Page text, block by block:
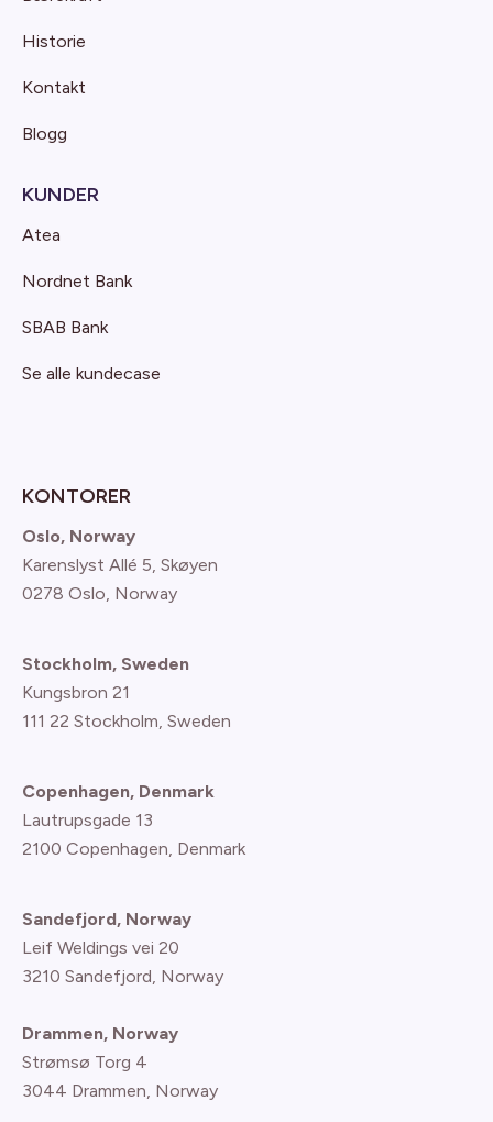
Historie
Kontakt
Blogg
KUNDER
Atea
Nordnet Bank
SBAB Bank
Se alle kundecase
KONTORER
Oslo, Norway
Karenslyst Allé 5, Skøyen
0278 Oslo, Norway
Stockholm, Sweden
Kungsbron 21
111 22 Stockholm, Sweden
Copenhagen, Denmark
Lautrupsgade 13
2100 Copenhagen , Denmark
Sandefjord, Norway
Leif Weldings vei 20
3210 Sandefjord, Norway
Drammen, Norway
Strømsø Torg 4
3044 Drammen, Norway